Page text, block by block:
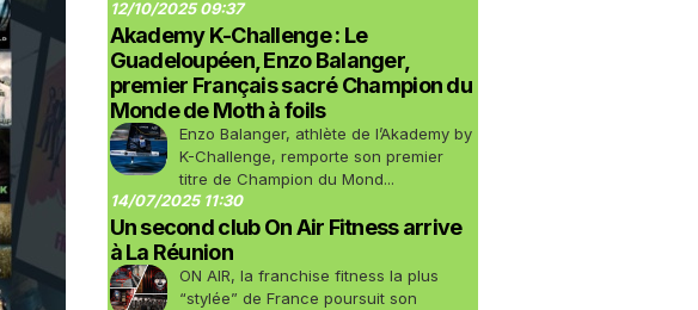
12/10/2025 09:37
Akademy K-Challenge : Le
Guadeloupéen, Enzo Balanger,
premier Français sacré Champion du
Monde de Moth à foils
Enzo Balanger, athlète de l’Akademy by
K-Challenge, remporte son premier
titre de Champion du Mond...
14/07/2025 11:30
Un second club On Air Fitness arrive
à La Réunion
ON AIR, la franchise fitness la plus
“stylée” de France poursuit son